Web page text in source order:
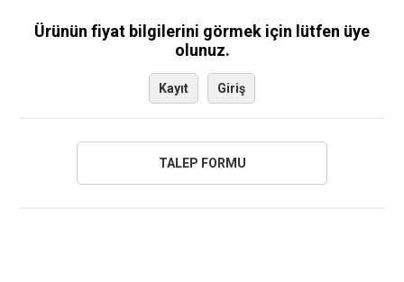
Ürünün fiyat bilgilerini görmek için lütfen üye
olunuz.
Kayıt Giriş